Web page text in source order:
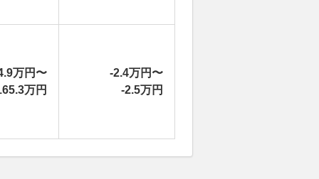
万円〜
万円
-2.4万円〜
-2.5万円